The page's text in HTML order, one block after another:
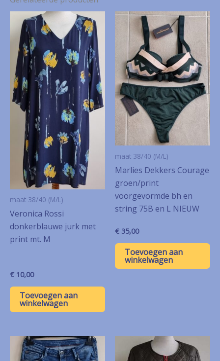
maat 38/40 (M/L)
Veronica Rossi
donkerblauwe jurk met
print mt. M
€ 10,00
Toevoegen aan
winkelwagen
maat 38/40 (M/L)
Marlies Dekkers Courage
groen/print
voorgevormde bh en
string 75B en L NIEUW
€ 35,00
Toevoegen aan
winkelwagen